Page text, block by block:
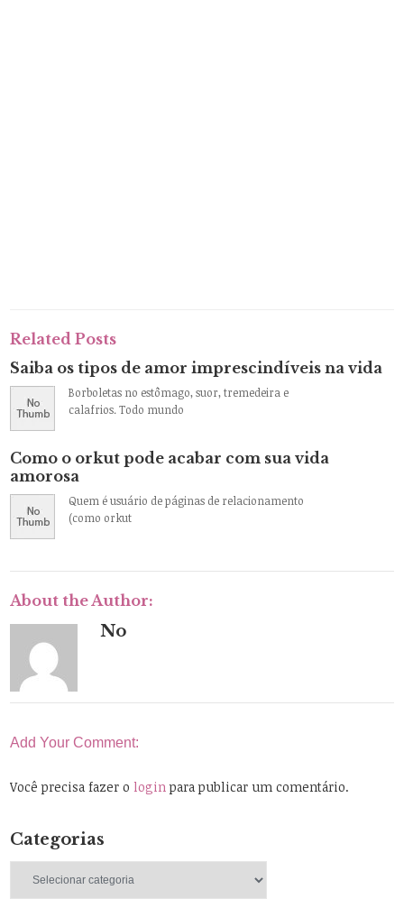
Related Posts
Saiba os tipos de amor imprescindíveis na vida
Borboletas no estômago, suor, tremedeira e
calafrios. Todo mundo
Como o orkut pode acabar com sua vida
amorosa
Quem é usuário de páginas de relacionamento
(como orkut
About the Author:
No
Add Your Comment:
Você precisa fazer ologin para publicar um comentário.
Categorias